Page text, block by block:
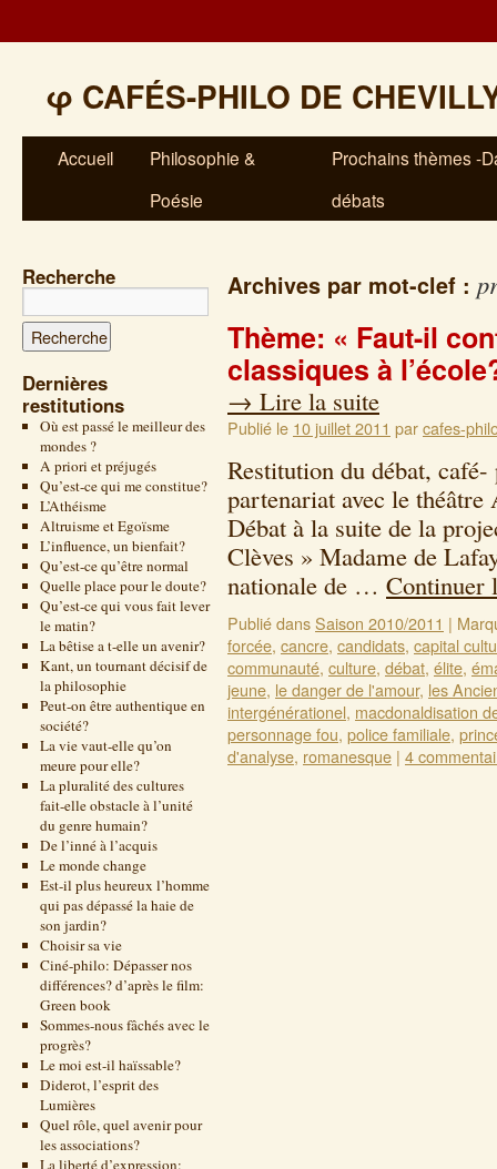
φ CAFÉS-PHILO DE
Accueil
Philosophie &
Poésie
Prochains thèmes -
débats
Recherche
Dernières
restitutions
Où est passé le meilleur des
mondes ?
A priori et préjugés
Qu’est-ce qui me constitue?
L’Athéisme
Altruisme et Egoïsme
L’influence, un bienfait?
Qu’est-ce qu’être normal
Quelle place pour le doute?
Qu’est-ce qui vous fait lever
le matin?
La bêtise a t-elle un avenir?
Kant, un tournant décisif de
la philosophie
Peut-on être authentique en
société?
La vie vaut-elle qu’on
meure pour elle?
La pluralité des cultures
fait-elle obstacle à l’unité
du genre humain?
De l’inné à l’acquis
Le monde change
Est-il plus heureux l’homme
qui pas dépassé la haie de
son jardin?
Choisir sa vie
Ciné-philo: Dépasser nos
différences? d’après le film:
Green book
Sommes-nous fâchés avec le
progrès?
Le moi est-il haïssable?
Diderot, l’esprit des
Lumières
Quel rôle, quel avenir pour
les associations?
La liberté d’expression:
Archives par mot-clef :
Thème: « Faut-il
classiques à
→ Lire la suite
Publié le 10 juillet 2011 parcafes-
Restitution du débat,
partenariat avec le
Débat à la suite de la
Clèves » Madame de
nationale de … Continuer
Publié dansSaison 2010/2011 |
forcée, cancre, candidats, capital
communauté, culture, débat, élite,
jeune, le danger de l'amour, les
intergénérationel, macdonaldisation
personnage fou, police familiale,
d'analyse, romanesque | 4